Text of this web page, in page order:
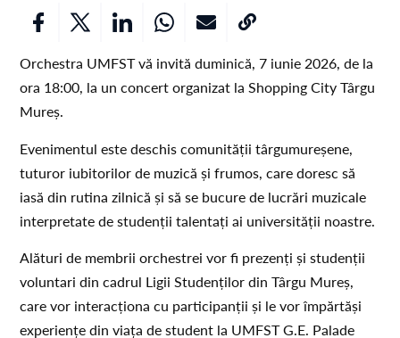
Orchestra UMFST vă invită duminică, 7 iunie 2026, de la
ora 18:00, la un concert organizat la Shopping City Târgu
Mureș.
Evenimentul este deschis comunității târgumureșene,
tuturor iubitorilor de muzică și frumos, care doresc să
iasă din rutina zilnică și să se bucure de lucrări muzicale
interpretate de studenții talentați ai universității noastre.
Alături de membrii orchestrei vor fi prezenți și studenții
voluntari din cadrul Ligii Studenților din Târgu Mureș,
care vor interacționa cu participanții și le vor împărtăși
experiențe din viața de student la UMFST G.E. Palade